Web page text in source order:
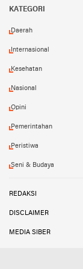
KATEGORI
Daerah
Internasional
Kesehatan
Nasional
Opini
Pemerintahan
Peristiwa
Seni & Budaya
REDAKSI
DISCLAIMER
MEDIA SIBER